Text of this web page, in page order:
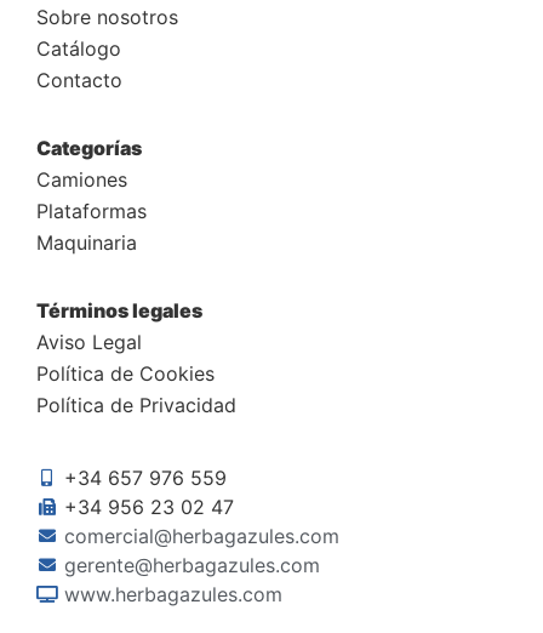
Sobre nosotros
Catálogo
Contacto
Categorías
Camiones
Plataformas
Maquinaria
Términos legales
Aviso Legal
Política de Cookies
Política de Privacidad
+34 657 976 559
+34 956 23 02 47
comercial@herbagazules.com
gerente@herbagazules.com
www.herbagazules.com